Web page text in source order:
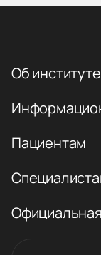
Об институте
Пациентам